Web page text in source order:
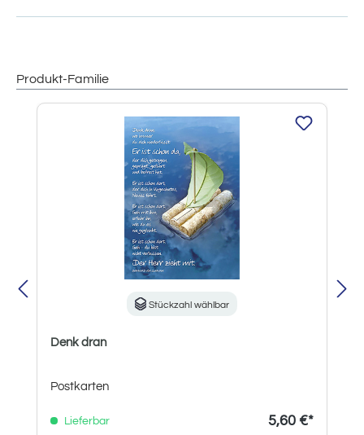
Produkt-Familie
Produktgalerie überspringen
Stückzahl wählbar
Denk dran
Postkarten
Lieferbar 5,60 €*